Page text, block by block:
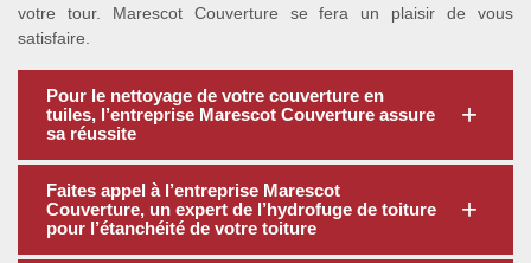
votre tour. Marescot Couverture se fera un plaisir de vous
satisfaire.
Pour le nettoyage de votre couverture en
tuiles, l’entreprise Marescot Couverture assure
sa réussite
Faites appel à l’entreprise Marescot
Couverture, un expert de l’hydrofuge de toiture
pour l’étanchéité de votre toiture